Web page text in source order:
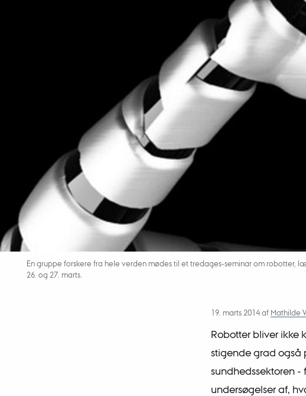
En gruppe forskere fra hele verden mødes til et tredages-seminar om robotter,
26. og 27. marts.
19. marts 2014 af Mathilde
Robotter bliver ikke
stigende grad også
sundhedssektoren
undersøgelser af,